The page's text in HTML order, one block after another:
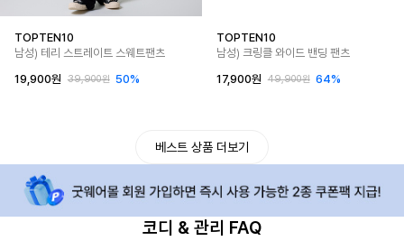
TOPTEN10
남성) 테리 스트레이트 스웨트팬츠
19,900원
39,900원 50%
TOPTEN10
남성) 크링클 와이드 밴딩 팬츠
17,900원
49,900원 64%
베스트 상품 더보기
코디 & 관리 FAQ